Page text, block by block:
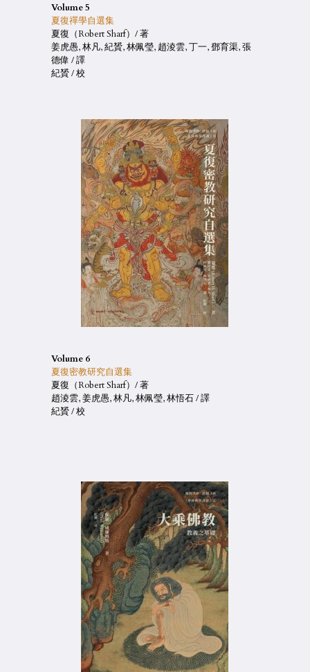
Volume 5
夏復禪學自選集
夏復（Robert Sharf）/ 著
姜虎愚, 林凡, 紀贇, 林佩瑩, 趙淩雲, 丁一, 鄧育渠, 張
德偉 / 譯
紀贇 / 校
Volume 6
夏復密教研究自選集
夏復（Robert Sharf）/ 著
趙淩雲, 姜虎愚, 林凡, 林佩瑩, 林悟石 / 譯
紀贇 / 校